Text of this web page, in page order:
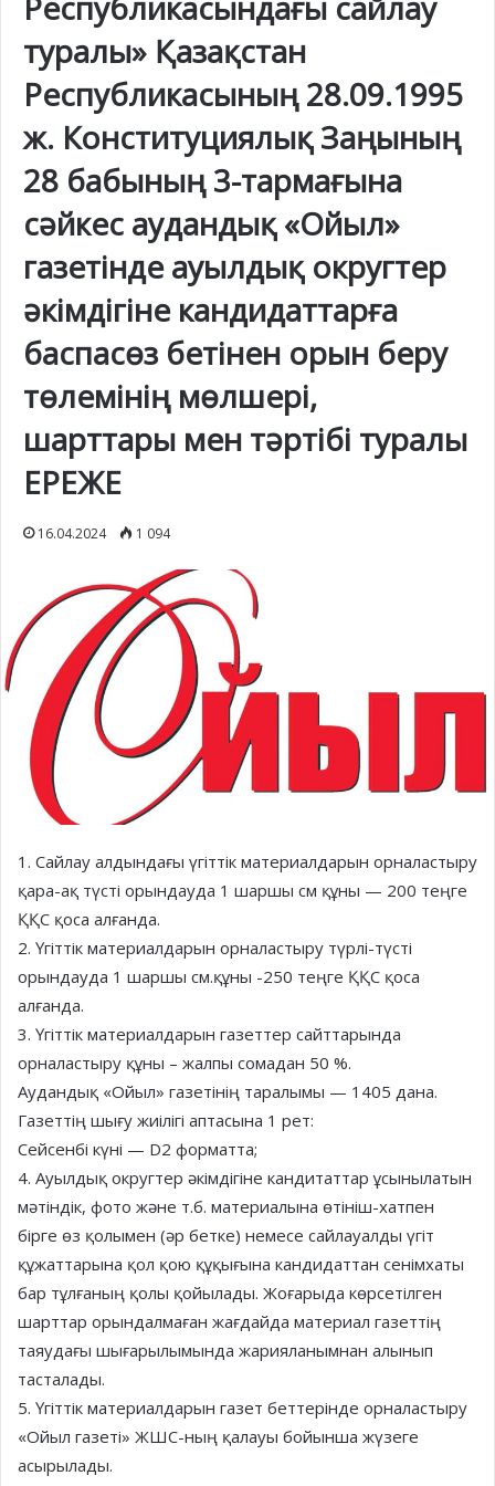
туралы» Қазақстан
Республикасының 28.09.1995
ж. Конституциялық Заңының
28 бабының 3-тармағына
сәйкес аудандық «Ойыл»
газетінде ауылдық округтер
әкімдігіне кандидаттарға
баспасөз бетінен орын беру
төлемінің мөлшері,
шарттары мен тәртібі туралы
ЕРЕЖЕ
16.04.2024 1 094
1. Сайлау алдындағы үгіттік материалдарын орналастыру
қара-ақ түсті орындауда 1 шаршы см құны — 200 теңге
ҚҚС қоса алғанда.
2. Үгіттік материалдарын орналастыру түрлі-түсті
орындауда 1 шаршы см.құны -250 теңге ҚҚС қоса
алғанда.
3. Үгіттік материалдарын газеттер сайттарында
орналастыру құны – жалпы сомадан 50 %.
Аудандық «Ойыл» газетінің таралымы — 1405 дана.
Газеттің шығу жиілігі аптасына 1 рет:
Сейсенбі күні — D2 форматта;
4. Ауылдық округтер әкімдігіне кандитаттар ұсынылатын
мәтіндік, фото және т.б. материалына өтініш-хатпен
бірге өз қолымен (әр бетке) немесе сайлауалды үгіт
құжаттарына қол қою құқығына кандидаттан сенімхаты
бар тұлғаның қолы қойылады. Жоғарыда көрсетілген
шарттар орындалмаған жағдайда материал газеттің
таяудағы шығарылымында жарияланымнан алынып
тасталады.
5. Үгіттік материалдарын газет беттерінде орналастыру
«Ойыл газеті» ЖШС-ның қалауы бойынша жүзеге
асырылады.